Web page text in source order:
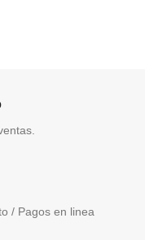
/ Pagos en linea